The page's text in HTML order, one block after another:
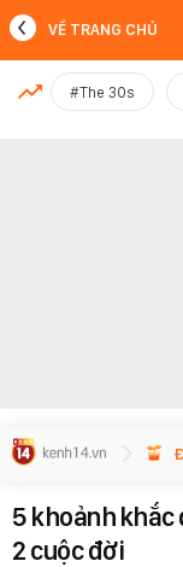
MỚI NHẤT
VỀ TRANG CHỦ
#The 30s
5 khoảnh khắc
2 cuộc đời